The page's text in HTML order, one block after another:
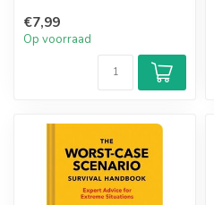
€7,99
Op voorraad